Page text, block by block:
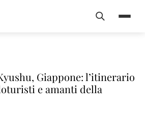
Search
Giappone: l’itinerario
e amanti della